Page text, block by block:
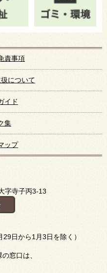
責事項
について
イド
集
ップ
字寺子丙3-13
日から1月3日を除く）
窓口は、